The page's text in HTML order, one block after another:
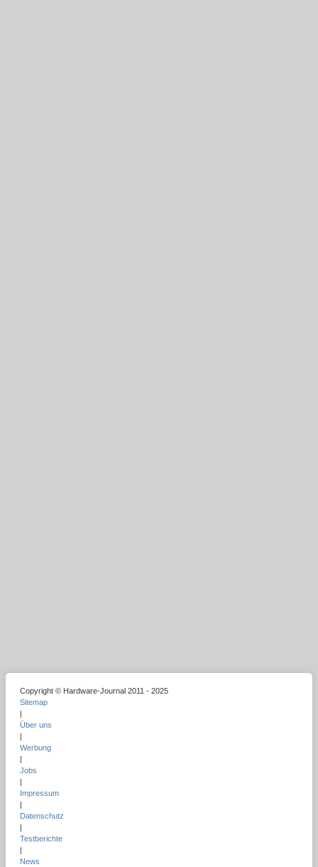
Copyright © Hardware-Journal 2011 - 2025
Sitemap
|
Über uns
|
Werbung
|
Jobs
|
Impressum
|
Datenschutz
|
Testberichte
|
News